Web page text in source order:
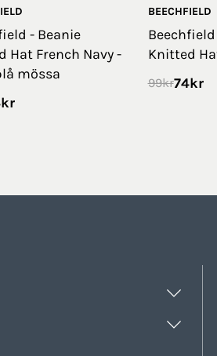
- Beanie
Hat French Navy -
mössa
kr
BEECHFIELD
Knitted
99kr74kr